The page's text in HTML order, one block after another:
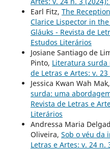
Earl Fitz, The
Clarice Lispector in
Gláuks - Revista de
Estudos Literários
Josiane Santiago de
Pinto, Literatura surda
de Letras e Artes: v.
Jessica Kwan Wah
surda: uma
Revista de Letras e
Literários
Andressa Maria
Oliveira, Sob o véu da
Letras e Artes: v. 24